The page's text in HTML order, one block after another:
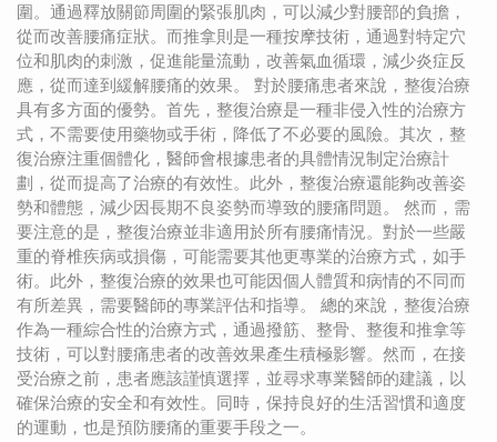
圍。通過釋放關節周圍的緊張肌肉，可以減少對腰部的負擔，
從而改善腰痛症狀。而推拿則是一種按摩技術，通過對特定穴
位和肌肉的刺激，促進能量流動，改善氣血循環，減少炎症反
應，從而達到緩解腰痛的效果。 對於腰痛患者來說，整復治療
具有多方面的優勢。首先，整復治療是一種非侵入性的治療方
式，不需要使用藥物或手術，降低了不必要的風險。其次，整
復治療注重個體化，醫師會根據患者的具體情況制定治療計
劃，從而提高了治療的有效性。此外，整復治療還能夠改善姿
勢和體態，減少因長期不良姿勢而導致的腰痛問題。 然而，需
要注意的是，整復治療並非適用於所有腰痛情況。對於一些嚴
重的脊椎疾病或損傷，可能需要其他更專業的治療方式，如手
術。此外，整復治療的效果也可能因個人體質和病情的不同而
有所差異，需要醫師的專業評估和指導。 總的來說，整復治療
作為一種綜合性的治療方式，通過撥筋、整骨、整復和推拿等
技術，可以對腰痛患者的改善效果產生積極影響。然而，在接
受治療之前，患者應該謹慎選擇，並尋求專業醫師的建議，以
確保治療的安全和有效性。同時，保持良好的生活習慣和適度
的運動，也是預防腰痛的重要手段之一。